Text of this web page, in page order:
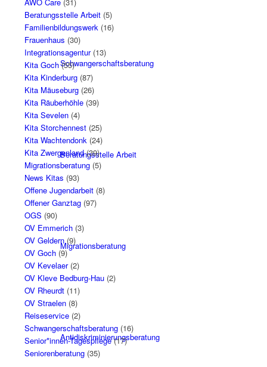
Schwangerschaftsberatung
Beratungsstelle Arbeit
Migrationsberatung
Antidiskriminierungsberatung
Beratungsstelle Arbeit(5)
Familienbildungswerk(16)
Frauenhaus (30)
Integrationsagentur(13)
Kita Goch(55)
Kita Kinderburg(87)
Kita Mäuseburg(26)
Kita Räuberhöhle(39)
Kita Sevelen(4)
Kita Storchennest(25)
Kita Wachtendonk(24)
Kita Zwergenland(39)
Migrationsberatung(5)
News Kitas (93)
Offene Jugendarbeit(8)
Offener Ganztag(97)
OGS (90)
OV Emmerich(3)
OV Geldern(9)
OV Goch(9)
OV Kevelaer(2)
OV Kleve Bedburg-Hau(2)
OV Rheurdt(11)
OV Straelen(8)
Reiseservice(2)
Schwangerschaftsberatung(16)
Senior*innen-Tagespflege(17)
Seniorenberatung(35)